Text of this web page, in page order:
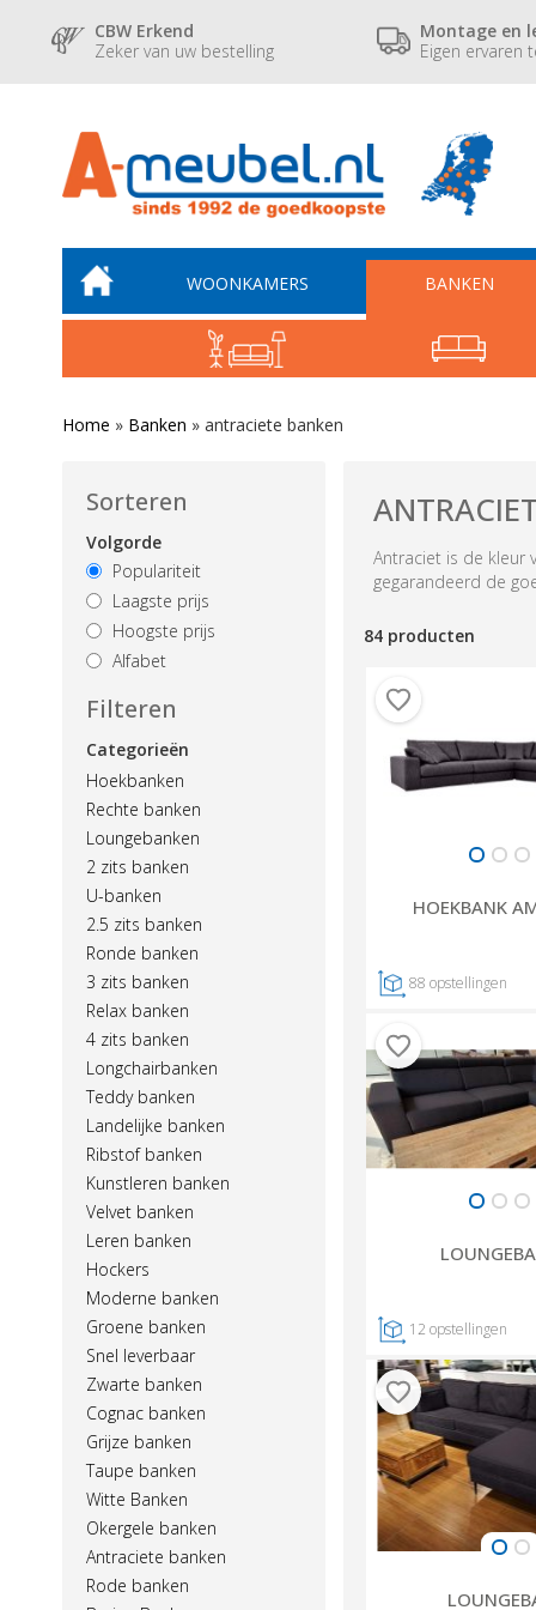
CBW Erkend
Zeker van uw bestelling
Montage en
Eigen ervaren
WOONKAMERS BANKEN
Home » Banken » antraciete banken
Sorteren
Volgorde
Populariteit
Laagste prijs
Hoogste prijs
Alfabet
Filteren
Categorieën
Hoekbanken
Rechte banken
Loungebanken
2 zits banken
U-banken
2.5 zits banken
Ronde banken
3 zits banken
Relax banken
4 zits banken
Longchairbanken
Teddy banken
Landelijke banken
Ribstof banken
Kunstleren banken
Velvet banken
Leren banken
Hockers
Moderne banken
Groene banken
Snel leverbaar
Zwarte banken
Cognac banken
Grijze banken
Taupe banken
Witte Banken
Okergele banken
Antraciete banken
Rode banken
Antraciet is de kleur
gegarandeerd de
84 producten
HOEKBANK
88 opstellingen
12 opstellingen